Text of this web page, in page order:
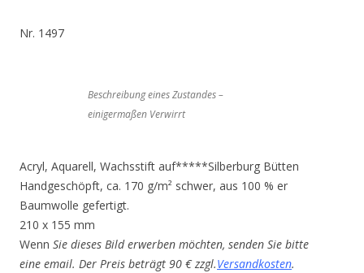
Nr. 1497
Beschreibung eines Zustandes –
einigermaßen Verwirrt
Acryl, Aquarell, Wachsstift auf*****Silberburg Bütten
Handgeschöpft, ca. 170 g/m² schwer, aus 100 % er
Baumwolle gefertigt.
210 x 155 mm
Wenn Sie dieses Bild erwerben möchten, senden Sie bitte
eine email. Der Preis beträgt 90 € zzgl.Versandkosten.